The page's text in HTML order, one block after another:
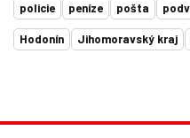
policie peníze pošta
Hodonín Jihomoravský kraj